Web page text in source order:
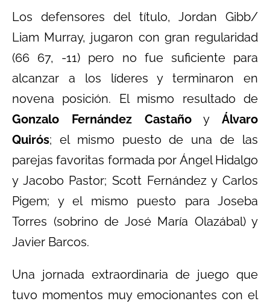
Los defensores del título, Jordan Gibb/
Liam Murray, jugaron con gran regularidad
(66 67, -11) pero no fue suficiente para
alcanzar a los líderes y terminaron en
novena posición. El mismo resultado de
Gonzalo Fernández Castañoy Álvaro
Quirós; el mismo puesto de una de las
parejas favoritas formada por Ángel Hidalgo
y Jacobo Pastor; Scott Fernández y Carlos
Pigem; y el mismo puesto para Joseba
Torres (sobrino de José María Olazábal) y
Javier Barcos.
Una jornada extraordinaria de juego que
tuvo momentos muy emocionantes con el